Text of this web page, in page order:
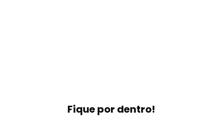
Fique por dentro!